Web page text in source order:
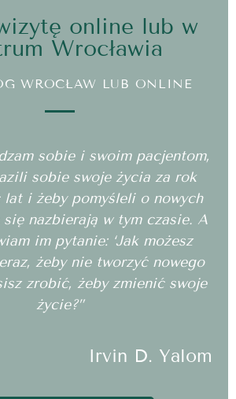
online lub w
Wrocławia
WROCŁAW LUB ONLINE
sobie i swoim pacjentom,
sobie swoje życia za rok
i żeby pomyśleli o nowych
nazbierają w tym czasie. A
im pytanie: ‘Jak możesz
żeby nie tworzyć nowego
zrobić, żeby zmienić swoje
życie?”
Irvin D. Yalom